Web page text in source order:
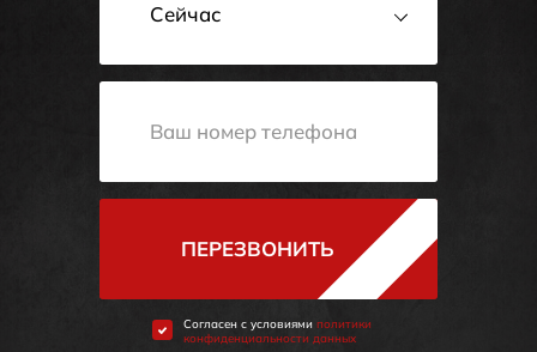
Сейчас
ПЕРЕЗВОНИТЬ
Cогласен с условиями политики
конфиденциальности данных